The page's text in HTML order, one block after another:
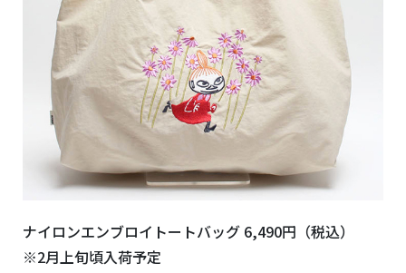
ナイロンエンブロイトートバッグ 6,490円（税込）
※2月上旬頃入荷予定